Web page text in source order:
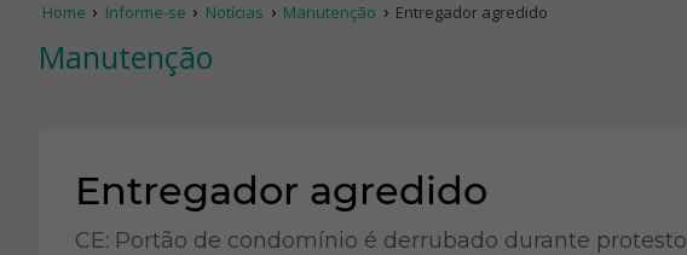
Home Informe-se Notícias Manutenção Entregador agredido
Manutenção
Entregador agredido
CE: Portão de condomínio é derrubado durante protesto